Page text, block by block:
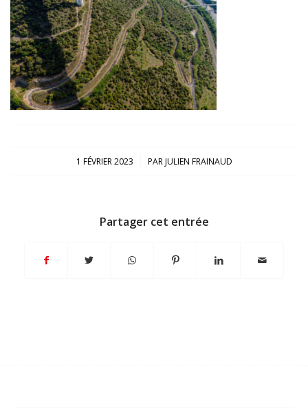
1 FÉVRIER 2023
/ PARJULIEN FRAINAUD
Partager cet entrée